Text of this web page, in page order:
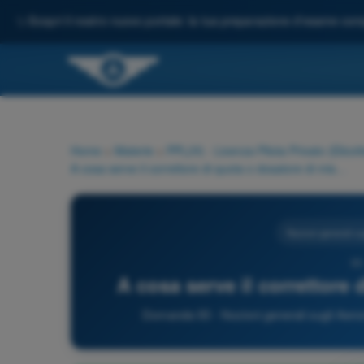
Scopri il nostro nuovo portale: la tua preparazione d'esame
Home Materie PPL(H) - Licenza Pilota Privato
A cosa serve il correttore
Domanda 93 - Nozioni generali sugli